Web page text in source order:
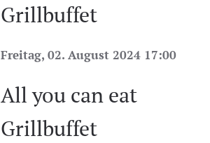
Grillbuffet
Freitag, 02. August 2024 17:00
All you can eat
Grillbuffet